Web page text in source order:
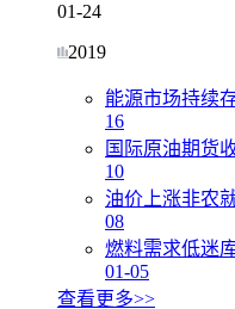
01-24
2019
能源市场持续
16
国际原油期货
10
油价上涨非农
08
燃料需求低迷
01-05
查看更多>>